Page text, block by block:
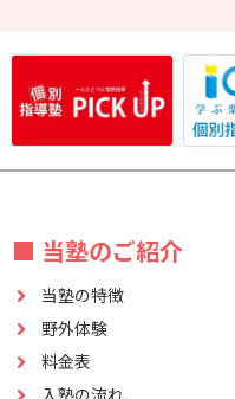
■ 当塾のご紹介
当塾の特徴
野外体験
料金表
入塾の流れ